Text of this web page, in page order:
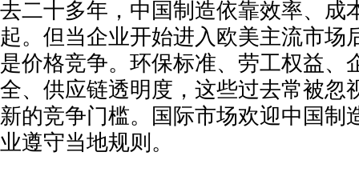
去二十多年，中国制造依靠效率、成
起。但当企业开始进入欧美主流市场
是价格竞争。环保标准、劳工权益、
全、供应链透明度，这些过去常被忽
新的竞争门槛。国际市场欢迎中国制
业遵守当地规则。